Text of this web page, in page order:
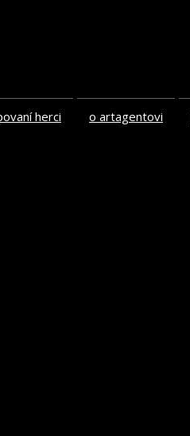
herci o artagentovi